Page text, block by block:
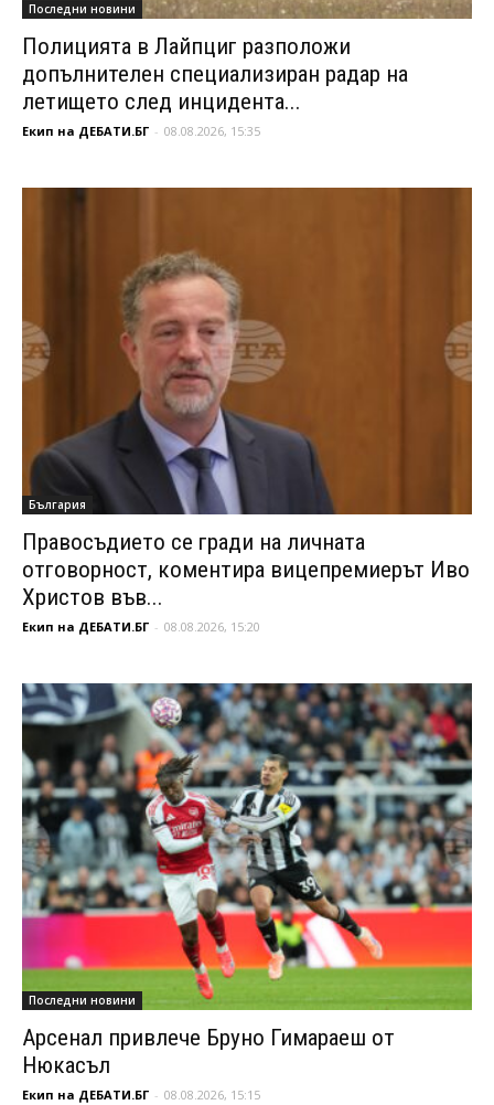
Последни новини
Полицията в Лайпциг разположи
допълнителен специализиран радар на
летището след инцидента...
Екип на ДЕБАТИ.БГ - 08.08.2026, 15:35
България
Правосъдието се гради на личната
отговорност, коментира вицепремиерът Иво
Христов във...
Екип на ДЕБАТИ.БГ - 08.08.2026, 15:20
Последни новини
Арсенал привлече Бруно Гимараеш от
Нюкасъл
Екип на ДЕБАТИ.БГ - 08.08.2026, 15:15